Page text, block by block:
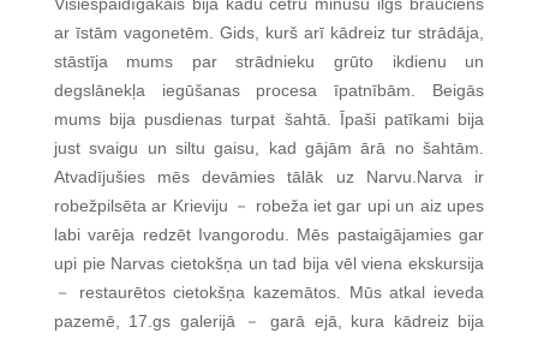
ar īstām vagonetēm. Gids, kurš arī kādreiz tur strādāja,
stāstīja mums par strādnieku grūto ikdienu un
degslānekļa iegūšanas procesa īpatnībām. Beigās
mums bija pusdienas turpat šahtā. Īpaši patīkami bija
just svaigu un siltu gaisu, kad gājām ārā no šahtām.
Atvadījušies mēs devāmies tālāk uz Narvu.Narva ir
robežpilsēta ar Krieviju －
robeža iet gar upi un aiz upes
labi varēja redzēt Ivangorodu. Mēs pastaigājamies gar
upi pie Narvas cietokšņa un tad bija vēl viena ekskursija
－
restaurētos cietokšņa kazemātos. Mūs atkal ieveda
pazemē, 17.gs galerijā
－
garā ejā, kura kādreiz bija